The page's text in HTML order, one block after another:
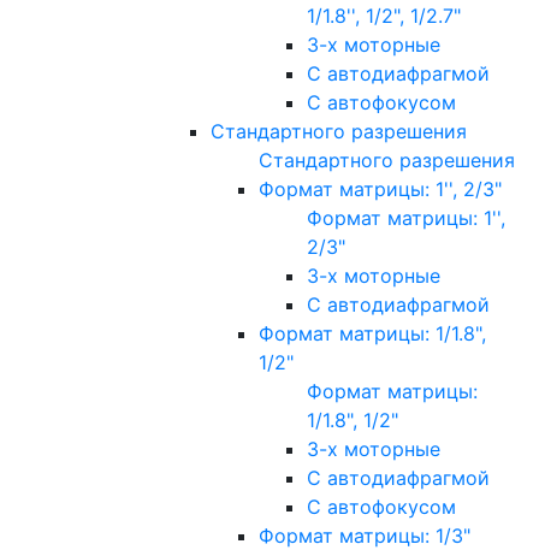
1/1.8'', 1/2", 1/2.7"
3-х моторные
С автодиафрагмой
С автофокусом
Стандартного разрешения
Стандартного разрешения
Формат матрицы: 1'', 2/3"
Формат матрицы: 1'',
2/3"
3-х моторные
С автодиафрагмой
Формат матрицы: 1/1.8",
1/2"
Формат матрицы:
1/1.8", 1/2"
3-х моторные
С автодиафрагмой
С автофокусом
Формат матрицы: 1/3"